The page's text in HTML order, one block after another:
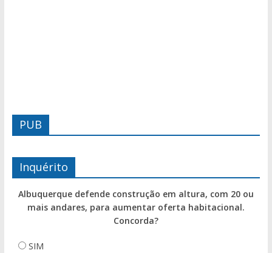
PUB
Inquérito
Albuquerque defende construção em altura, com 20 ou
mais andares, para aumentar oferta habitacional.
Concorda?
SIM